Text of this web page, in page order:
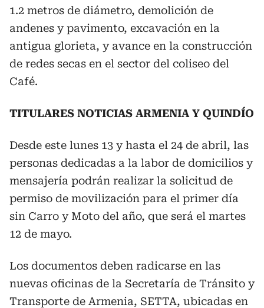
1.2 metros de diámetro, demolición de
andenes y pavimento, excavación en la
antigua glorieta, y avance en la construcción
de redes secas en el sector del coliseo del
Café.
TITULARES NOTICIAS ARMENIA Y QUINDÍO
Desde este lunes 13 y hasta el 24 de abril, las
personas dedicadas a la labor de domicilios y
mensajería podrán realizar la solicitud de
permiso de movilización para el primer día
sin Carro y Moto del año, que será el martes
12 de mayo.
Los documentos deben radicarse en las
nuevas oficinas de la Secretaría de Tránsito y
Transporte de Armenia, SETTA, ubicadas en